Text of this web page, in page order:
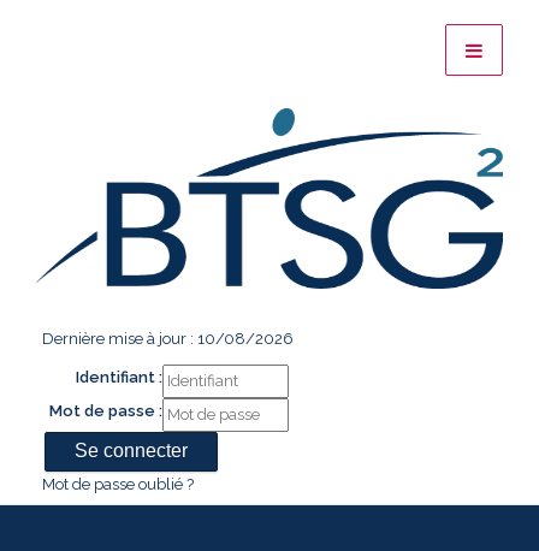
Dernière mise à jour : 10/08/2026
Identifiant :
Mot de passe :
Mot de passe oublié ?